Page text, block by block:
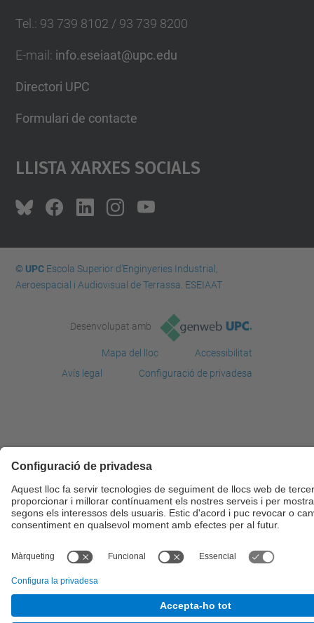
Tel. : 93 739 8102 / 93 739 8200
E-mail : info.eseiaat@upc.edu
Directori UPC
Formulari de contacte
Llista Xarxes Socials
© UPCEscola Superior d’Enginyeries Industrial,
Aeroespacial i Audiovisual de Terrassa. ESEIAAT
Desenvolupat amb
Mapa del lloc
Accessibilitat
Avís legal
Configuració de privadesa